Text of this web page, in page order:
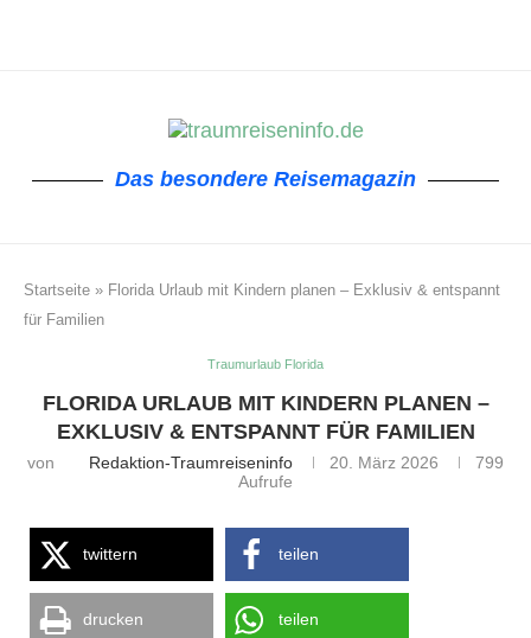
Das besondere Reisemagazin
Startseite » Florida Urlaub mit Kindern planen – Exklusiv & entspannt
für Familien
Traumurlaub Florida
FLORIDA URLAUB MIT KINDERN PLANEN –
EXKLUSIV & ENTSPANNT FÜR FAMILIEN
von Redaktion-Traumreiseninfo 20. März 2026
799
Aufrufe
twittern teilen
drucken teilen